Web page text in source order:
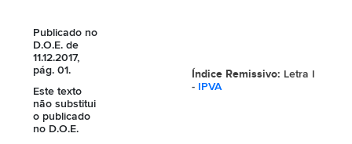
Publicado no
D.O.E. de
11.12.2017,
pág. 01.
Este texto
não substitui
o publicado
no D.O.E.
Índice Remissivo: Letra I
- IPVA